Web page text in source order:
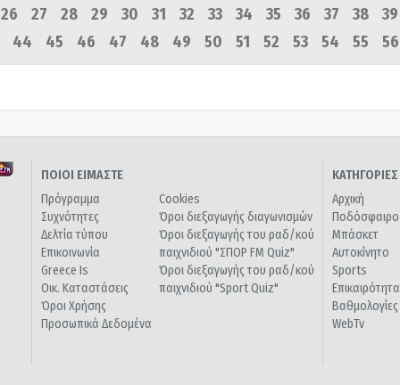
26 27 28 29 30 31 32 33 34 35 36 37 38 39
44 45 46 47 48 49 50 51 52 53 54 55 56
ΠΟΙΟΙ ΕΙΜΑΣΤΕ
Πρόγραμμα
Συχνότητες
Δελτία τύπου
Επικοινωνία
Greece Is
Οικ. Καταστάσεις
Όροι Χρήσης
Προσωπικά Δεδομένα
Cookies
Όροι διεξαγωγής διαγωνισμών
Όροι διεξαγωγής του ραδ/κού
παιχνιδιού "ΣΠΟΡ FM Quiz"
Όροι διεξαγωγής του ραδ/κού
παιχνιδιού "Sport Quiz"
ΚΑΤΗΓΟΡΙΕΣ
Αρχική
Ποδόσφαιρο
Μπάσκετ
Αυτοκίνητο
Sports
Επικαιρότητα
Βαθμολογίες
WebTv